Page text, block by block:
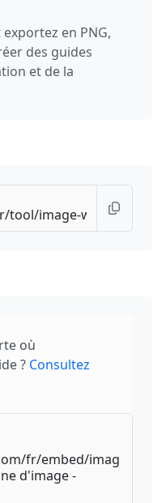
en PNG,
des guides
et de la
où
? Consultez